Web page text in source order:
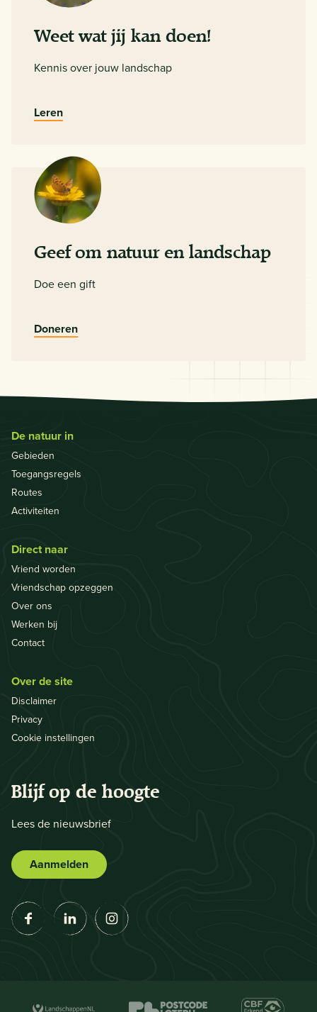
Weet wat jij kan doen!
Kennis over jouw landschap
Leren
Geef om natuur en landschap
Doe een gift
Doneren
De natuur in
Gebieden
Toegangsregels
Routes
Activiteiten
Direct naar
Vriend worden
Vriendschap opzeggen
Over ons
Werken bij
Contact
Over de site
Disclaimer
Privacy
Cookie instellingen
Blijf op de hoogte
Lees de nieuwsbrief
Aanmelden